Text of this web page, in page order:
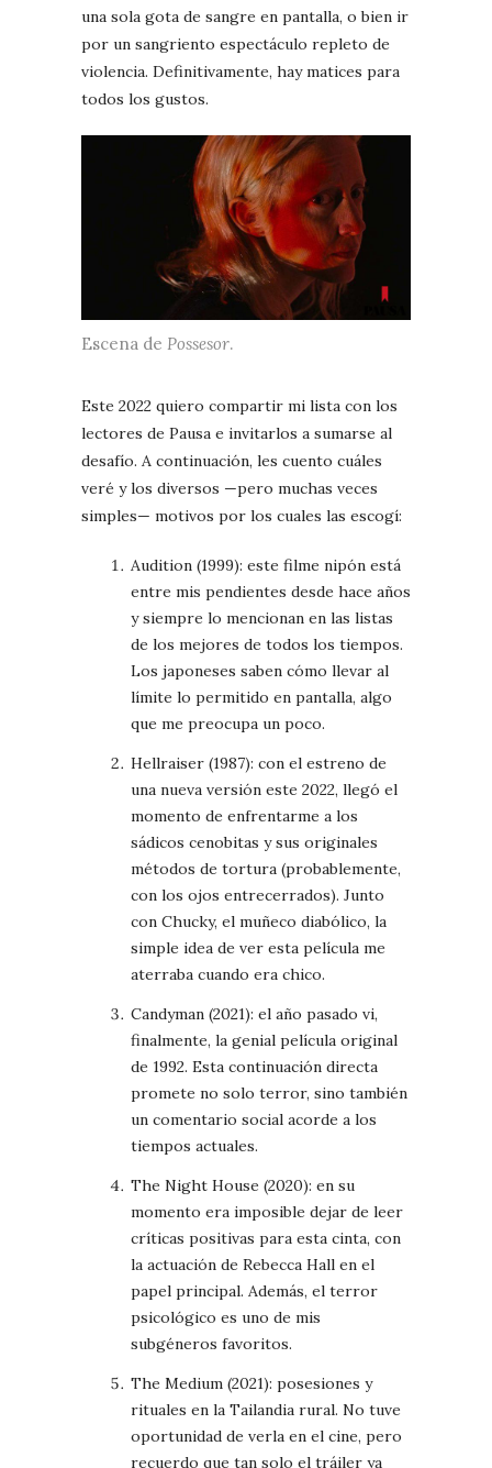
una sola gota de sangre en pantalla, o bien ir
por un sangriento espectáculo repleto de
violencia. Definitivamente, hay matices para
todos los gustos.
Escena de Possesor.
Este 2022 quiero compartir mi lista con los
lectores de Pausa e invitarlos a sumarse al
desafío. A continuación, les cuento cuáles
veré y los diversos —pero muchas veces
simples— motivos por los cuales las escogí:
Audition (1999): este filme nipón está
entre mis pendientes desde hace años
y siempre lo mencionan en las listas
de los mejores de todos los tiempos.
Los japoneses saben cómo llevar al
límite lo permitido en pantalla, algo
que me preocupa un poco.
Hellraiser (1987): con el estreno de
una nueva versión este 2022, llegó el
momento de enfrentarme a los
sádicos cenobitas y sus originales
métodos de tortura (probablemente,
con los ojos entrecerrados). Junto
con Chucky, el muñeco diabólico, la
simple idea de ver esta película me
aterraba cuando era chico.
Candyman (2021): el año pasado vi,
finalmente, la genial película original
de 1992. Esta continuación directa
promete no solo terror, sino también
un comentario social acorde a los
tiempos actuales.
The Night House (2020): en su
momento era imposible dejar de leer
críticas positivas para esta cinta, con
la actuación de Rebecca Hall en el
papel principal. Además, el terror
psicológico es uno de mis
subgéneros favoritos.
The Medium (2021): posesiones y
rituales en la Tailandia rural. No tuve
oportunidad de verla en el cine, pero
recuerdo que tan solo el tráiler ya